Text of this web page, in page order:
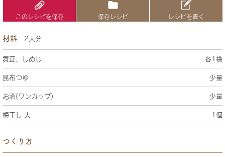
このレシピを保存 保存レシピ レシピを書く
材料 2人分
舞茸、しめじ 各1袋
昆布つゆ 少量
お酒(ワンカップ) 少量
梅干し 大 1個
つくり方